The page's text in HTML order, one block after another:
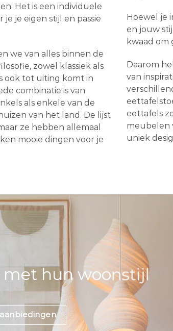
Het is een individuele
je eigen stijl en passie
we van alles binnen de
zowel klassiek als
ook tot uiting komt in
combinatie is van
als enkele van de
van het land. De lijst
ze hebben allemaal
mooie dingen voor je
Hoewel je
en jouw
kwaad om
Daarom
van
eettafels
meubelen
uniek
hun woonstijl